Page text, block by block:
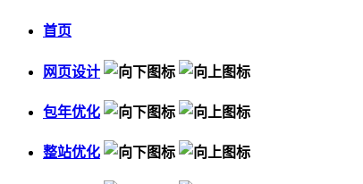
首页
网页设计
包年优化
整站优化